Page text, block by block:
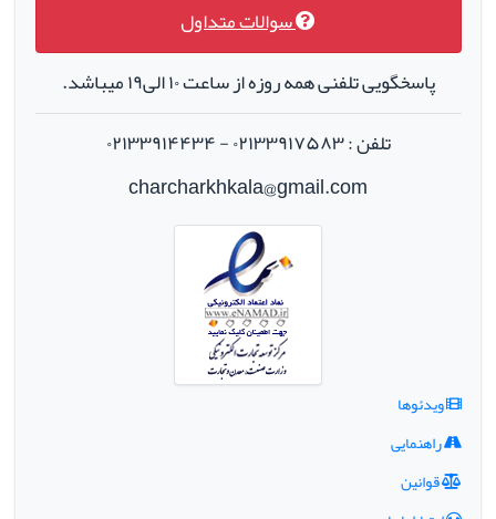
سوالات متداول
پاسخگویی تلفنی همه روزه از ساعت ۱۰ الی۱۹ میباشد.
تلفن : ۰۲۱۳۳۹۱۷۵۸۳ - ۰۲۱۳۳۹۱۴۴۳۴
charcharkhkala@gmail.com
ویدئوها
راهنمایی
قوانین